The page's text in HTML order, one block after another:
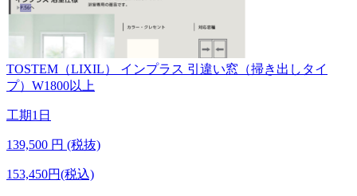
TOSTEM（LIXIL）
インプラス 引違い窓（掃き出しタイ
プ）W1800以上
工期1日
139,500 円 (税抜)
153,450円(税込)